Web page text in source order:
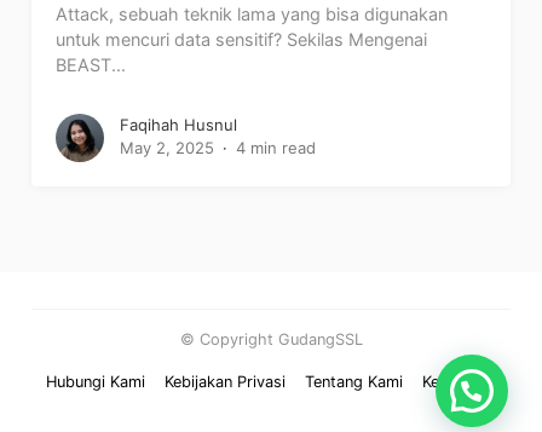
Attack, sebuah teknik lama yang bisa digunakan
untuk mencuri data sensitif? Sekilas Mengenai
BEAST...
Faqihah Husnul
May 2, 2025
4 min read
© Copyright GudangSSL
Hubungi Kami Kebijakan Privasi Tentang Kami Kerjasama